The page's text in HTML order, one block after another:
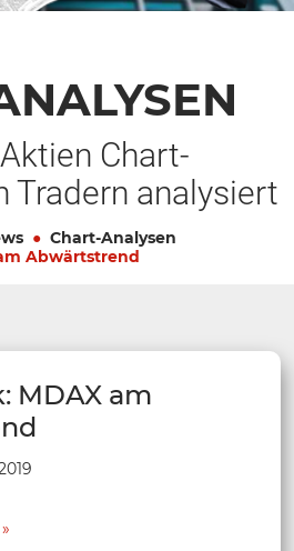
Chart-
Tradern analysiert
Chart-Analysen
Abwärtstrend
MDAX am